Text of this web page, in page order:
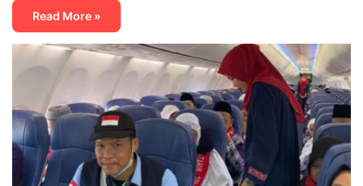
Read More »